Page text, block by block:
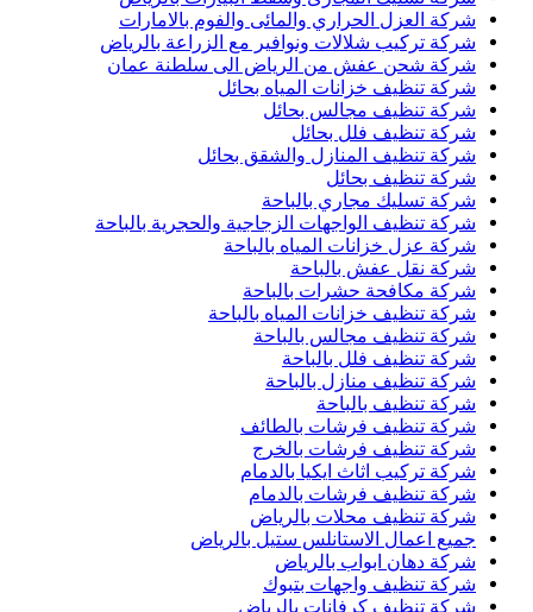
شركة العزل الحراري والمائى والفوم بالامارات
شركة تركيب شلالات ونوافير مع الزراعة بالرياض
شركة شحن عفش من الرياض الى سلطنة عمان
شركة تنظيف خزانات المياه بحائل
شركة تنظيف مجالس بحائل
شركة تنظيف فلل بحائل
شركة تنظيف المنازل والشقق بحائل
شركة تنظيف بحائل
شركة تسليك مجاري بالباحة
شركة تنظيف الواجهات الزجاجية والحجرية بالباحة
شركة عزل خزانات المياه بالباحة
شركة نقل عفش بالباحة
شركة مكافحة حشرات بالباحة
شركة تنظيف خزانات المياه بالباحة
شركة تنظيف مجالس بالباحة
شركة تنظيف فلل بالباحة
شركة تنظيف منازل بالباحة
شركة تنظيف بالباحة
شركة تنظيف فرشات بالطائف
شركة تنظيف فرشات بالخرج
شركة تركيب اثاث ايكيا بالدمام
شركة تنظيف فرشات بالدمام
شركة تنظيف محلات بالرياض
جميع اعمال الاستانلس ستيل بالرياض
شركة دهان ابواب بالرياض
شركة تنظيف واجهات بتبوك
شركة تنظيف كرفانات بالرياض